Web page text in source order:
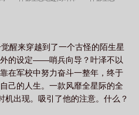
醒来穿越到了一个古怪的陌生星
的设定——哨兵向导？叶泽不以
在军校中努力奋斗一整年，终于
己的人生。一款风靡全星际的全
机出现。吸引了他的注意。什么？